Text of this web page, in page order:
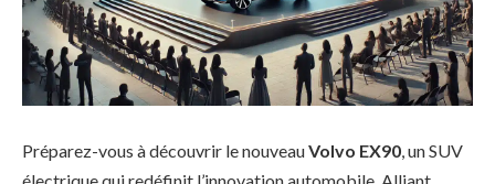
Préparez-vous à découvrir le nouveauVolvo EX90 , un SUV
électrique qui redéfinit l’innovation automobile. Alliant